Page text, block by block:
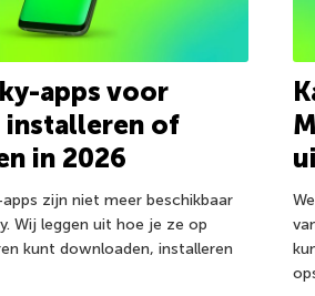
apps voor
installeren of
in 2026
zijn niet meer beschikbaar
Wij leggen uit hoe je ze op
kunt downloaden, installeren